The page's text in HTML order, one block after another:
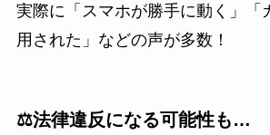
実際に「スマホが勝手に動く」「
用された」などの声が多数！
⚖️法律違反になる可能性も…